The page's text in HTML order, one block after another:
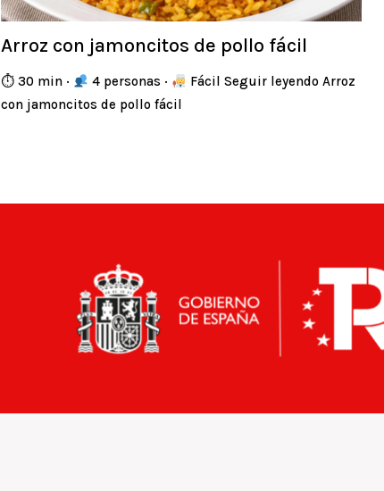
Arroz con jamoncitos de pollo fácil
⏱ 30 min · 4 personas ·
Fácil Seguir leyendo Arroz
con jamoncitos de pollo fácil